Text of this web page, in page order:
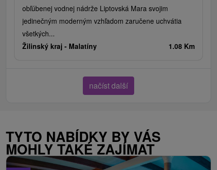
obľúbenej vodnej nádrže Liptovská Mara svojim
jedinečným moderným vzhľadom zaručene uchvátia
všetkých...
Žilinský kraj - Malatíny 1.08 Km
načíst další
TYTO NABÍDKY BY VÁS
MOHLY TAKÉ ZAJÍMAT